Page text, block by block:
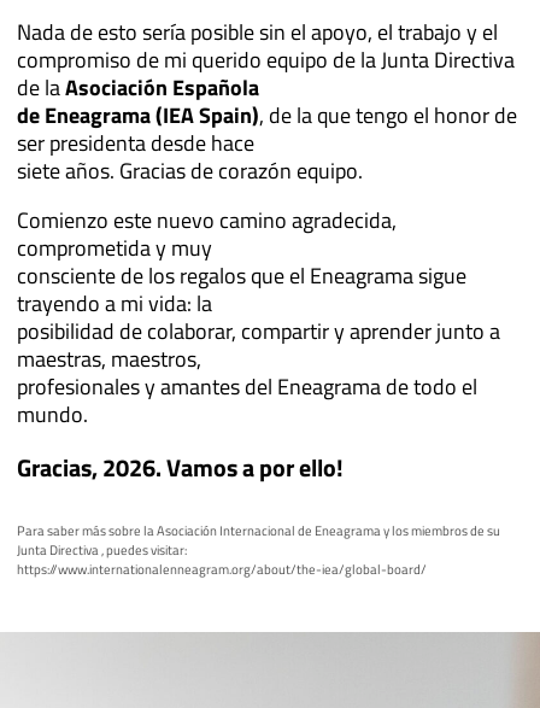
Nada de esto sería posible sin el apoyo, el trabajo y el
compromiso de mi querido equipo de la Junta Directiva
de laAsociación Española
de Eneagrama (IEA Spain), de la que tengo el honor de
ser presidenta desde hace
siete años. Gracias de corazón equipo.
Comienzo este nuevo camino agradecida,
comprometida y muy
consciente de los regalos que el Eneagrama sigue
trayendo a mi vida: la
posibilidad de colaborar, compartir y aprender junto a
maestras, maestros,
profesionales y amantes del Eneagrama de todo el
mundo.
Gracias, 2026. Vamos a por ello!
Para saber más sobre la Asociación Internacional de Eneagrama y los miembros de su
Junta Directiva , puedes visitar:
https://www.internationalenneagram.org/about/the-iea/global-board/